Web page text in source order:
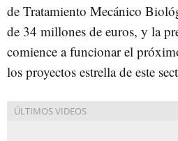
de Tratamiento Mecánico
de 34 millones de euros, y la
comience a funcionar el
los proyectos estrella de este